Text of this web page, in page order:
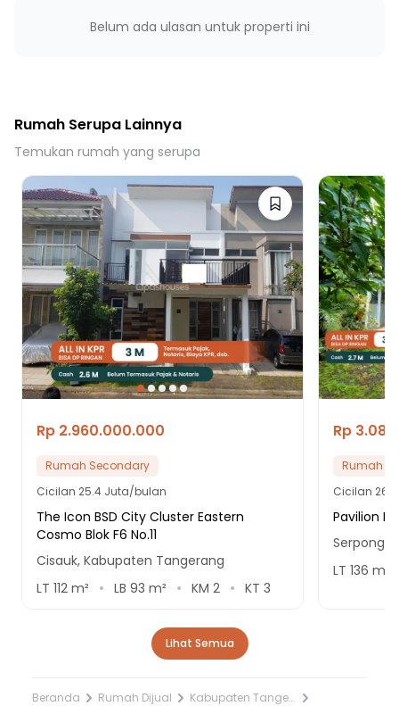
Belum ada ulasan untuk properti ini
Rumah Serupa Lainnya
Temukan rumah yang serupa
Rp 2.960.000.000
Rumah Secondary
Cicilan 25.4 Juta/bulan
The Icon BSD City Cluster Eastern
Cosmo Blok F6 No.11
Cisauk, Kabupaten Tangerang
LT 112 m² LB 93 m² KM 2 KT 3
Rp
Rumah
Cicilan
Pavilion
Serpong,
LT 136 m²
Lihat Semua
Beranda Rumah Dijual
Kabupaten Tangerang